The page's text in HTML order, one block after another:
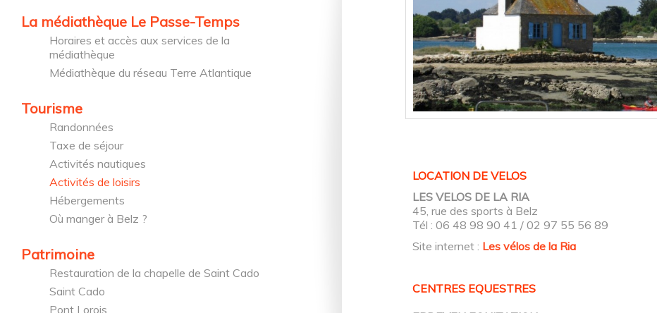
La médiathèque Le Passe-Temps
Horaires et accès aux services de la
médiathèque
Médiathèque du réseau Terre Atlantique
Tourisme
Randonnées
Taxe de séjour
Activités nautiques
Activités de loisirs
Hébergements
Où manger à Belz ?
Patrimoine
Restauration de la chapelle de Saint Cado
Saint Cado
Pont Lorois
LOCATION DE VELOS
LES VELOS DE LA RIA
45, rue des sports à Belz
Tél : 06 48 98 90 41 / 02 97 55 56 89
Site internet : Les vélos de la Ria
CENTRES EQUESTRES